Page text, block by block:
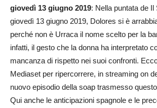
giovedì 13 giugno 2019: Nella puntata de Il
giovedì 13 giugno 2019, Dolores si è
perché non è Urraca il nome scelto per la
infatti, il gesto che la donna ha interpretato
mancanza di rispetto nei suoi confronti.
Mediaset per ripercorrere, in streaming on
nuovo episodio della soap trasmesso
Qui anche le anticipazioni spagnole e le